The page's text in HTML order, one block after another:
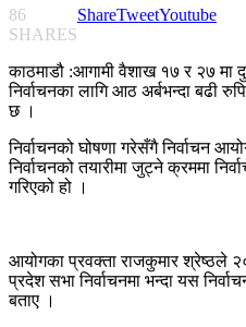
86
SHARES
ShareTweetYoutube
काठमाडौ :आगामी वैशाख १७ र २७ मा
निर्वाचनका लागि आठ अर्बभन्दा बढी
छ ।
निर्वाचनको घोषणा गरेसँगै निर्वाचन
निर्वाचनको तयारीमा जुट्ने क्रममा
गरिएको हो ।
आयोगका प्रवक्ता राजकुमार श्रेष्ठले
प्रदेश सभा निर्वाचनमा भन्दा यस
बताए ।